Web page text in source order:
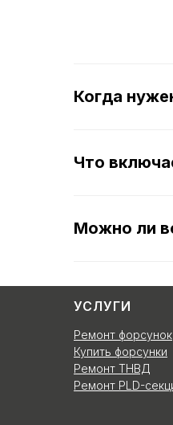
Когда
Что
Можно ли
УСЛУГИ
Ремонт форсунок
Купить форсунки
Ремонт ТНВД
Ремонт PLD-